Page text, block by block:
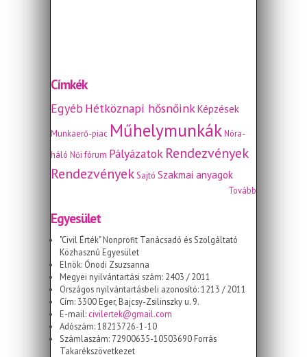
Címkék
EgyébHétköznapi hősnőinkKépzések
Munkaerő-piac MűhelymunkákNóra-
háló Női fórum Pályázatok Rendezvények
Rendezvények Sajtó Szakmai anyagok
Tovább
Egyesület
"Civil Érték" Nonprofit Tanácsadó és Szolgáltató
Közhasznú Egyesület
Elnök: Ónodi Zsuzsanna
Megyei nyilvántartási szám: 2403 / 2011
Országos nyilvántartásbeli azonosító: 1213 / 2011
Cím: 3300 Eger, Bajcsy-Zsilinszky u. 9.
E-mail: civilertek@gmail.com
Adószám: 18213726-1-10
Számlaszám: 72900635-10503690 Forrás
Takarékszövetkezet